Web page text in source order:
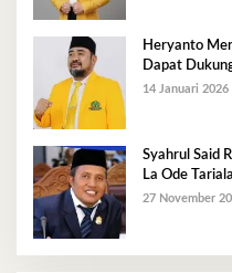
Heryanto
Dapat
14 Januari 2026
Syahrul Said
La Ode Tariala
27 November